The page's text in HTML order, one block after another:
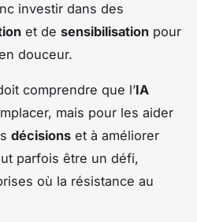
investir dans des
et de sensibilisation pour
douceur.
comprendre que l’IA
mais pour les aider
décisions et à améliorer
parfois être un défi,
où la résistance au